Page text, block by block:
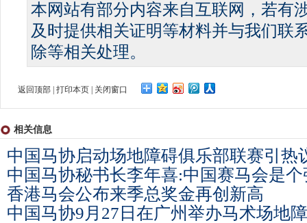
本网站有部分内容来自互联网，若有
及时提供相关证明等材料并与我们联
除等相关处理。
返回顶部 打印本页 关闭窗口
相关信息
中国马协启动场地障碍俱乐部联赛引热
中国马协秘书长李年喜:中国赛马会是
香港马会公布来季总奖金再创新高
中国马协9月27日在广州举办马术场地